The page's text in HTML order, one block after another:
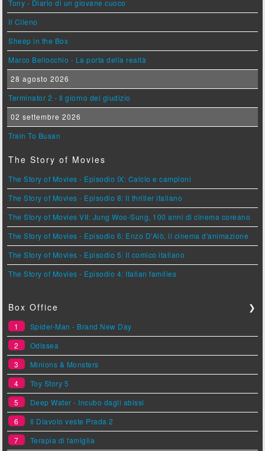
Tony - Diario di un giovane cuoco
Il Cileno
Sheep in the Box
Marco Bellocchio - La porta della realtà
28 agosto 2026
Terminator 2 - Il giorno del giudizio
02 settembre 2026
Train To Busan
The Story of Movies
The Story of Movies - Episodio IX: Calcio e campioni
The Story of Movies - Episodio 8: Il thriller italiano
The Story of Movies VII: Jung Woo-Sung, 100 anni di cinema coreano
The Story of Movies - Episodio 6: Enzo D'Alò, il cinema d'animazione
The Story of Movies - Episodio 5: Il comico italiano
The Story of Movies - Episodio 4: Italian families
Box Office ❯
1
Spider-Man - Brand New Day
2
Odissea
3
Minions & Monsters
4
Toy Story 5
5
Deep Water - Incubo dagli abissi
6
Il Diavolo veste Prada 2
7
Terapia di famiglia